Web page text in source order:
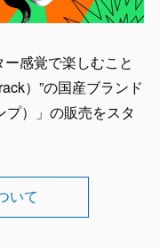
感覚で楽しむこと
）”の国産ブランド
プ）」の販売をスタ
いて